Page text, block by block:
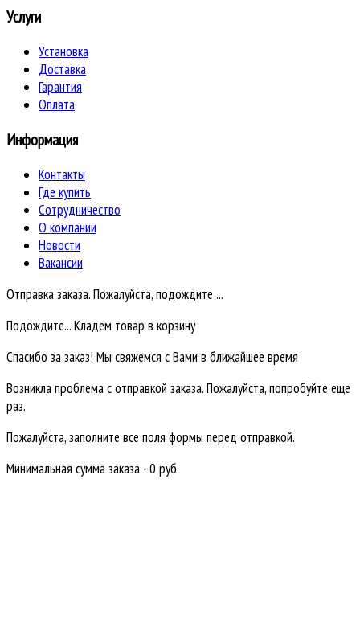
Услуги
Установка
Доставка
Гарантия
Оплата
Информация
Контакты
Где купить
Сотрудничество
О компании
Новости
Вакансии
Отправка заказа. Пожалуйста, подождите ...
Подождите... Кладем товар в корзину
Спасибо за заказ! Мы свяжемся с Вами в ближайшее время
Возникла проблема с отправкой заказа. Пожалуйста, попробуйте еще
раз.
Пожалуйста, заполните все поля формы перед отправкой.
Минимальная сумма заказа - 0 руб.